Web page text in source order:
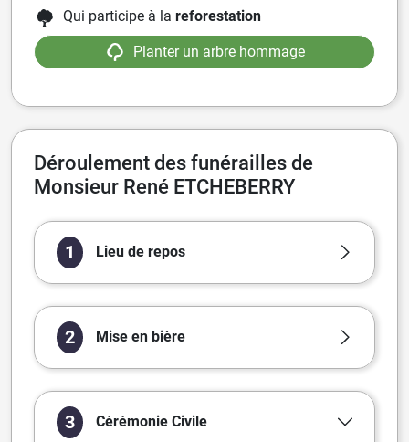
Qui participe à la reforestation
Planter un arbre hommage
Déroulement des funérailles de
Monsieur René ETCHEBERRY
1 Lieu de repos
2 Mise en bière
3 Cérémonie Civile